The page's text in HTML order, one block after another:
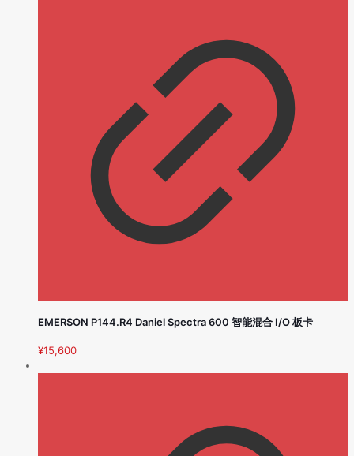
EMERSON P144.R4 Daniel Spectra 600 智能混合 I/O 板卡
¥15,600